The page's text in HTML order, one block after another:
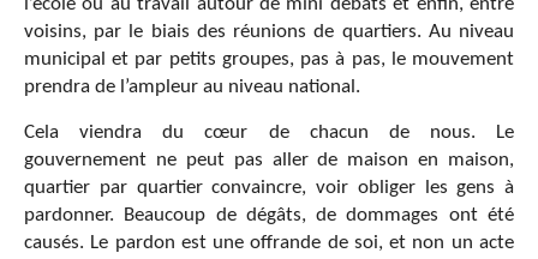
l’école ou au travail autour de mini débats et enfin, entre
voisins, par le biais des réunions de quartiers. Au niveau
municipal et par petits groupes, pas à pas, le mouvement
prendra de l’ampleur au niveau national.
Cela viendra du cœur de chacun de nous. Le
gouvernement ne peut pas aller de maison en maison,
quartier par quartier convaincre, voir obliger les gens à
pardonner. Beaucoup de dégâts, de dommages ont été
causés. Le pardon est une offrande de soi, et non un acte